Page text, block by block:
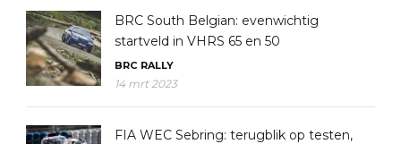
BRC South Belgian: evenwichtig
startveld in VHRS 65 en 50
BRC RALLY
14 mrt 2023
FIA WEC Sebring: terugblik op testen,